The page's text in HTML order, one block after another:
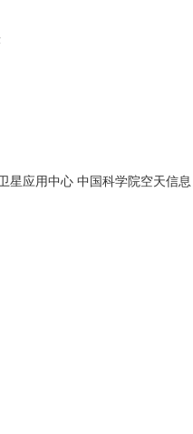
星应用中心 中国科学院空天信息